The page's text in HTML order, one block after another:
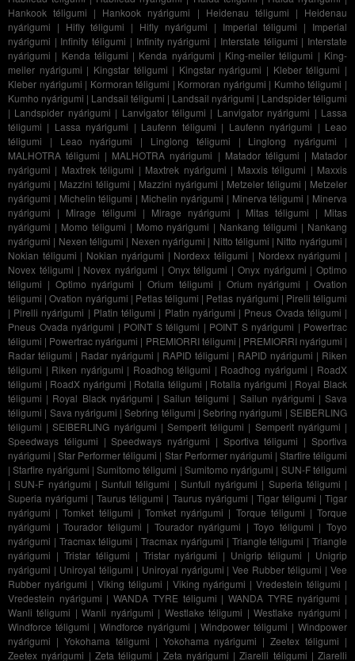
Hankook téligumi | Hankook nyárigumi | Heidenau téligumi | Heidenau
nyárigumi | Hifly téligumi | Hifly nyárigumi | Imperial téligumi | Imperial
nyárigumi | Infinity téligumi | Infinity nyárigumi | Interstate téligumi | Interstate
nyárigumi | Kenda téligumi | Kenda nyárigumi | King-meiler téligumi | King-
meiler nyárigumi | Kingstar téligumi | Kingstar nyárigumi | Kleber téligumi |
Kleber nyárigumi | Kormoran téligumi | Kormoran nyárigumi | Kumho téligumi |
Kumho nyárigumi | Landsail téligumi | Landsail nyárigumi | Landspider téligumi
| Landspider nyárigumi | Lanvigator téligumi | Lanvigator nyárigumi | Lassa
téligumi | Lassa nyárigumi | Laufenn téligumi | Laufenn nyárigumi | Leao
téligumi | Leao nyárigumi | Linglong téligumi | Linglong nyárigumi |
MALHOTRA téligumi | MALHOTRA nyárigumi | Matador téligumi | Matador
nyárigumi | Maxtrek téligumi | Maxtrek nyárigumi | Maxxis téligumi | Maxxis
nyárigumi | Mazzini téligumi | Mazzini nyárigumi | Metzeler téligumi | Metzeler
nyárigumi | Michelin téligumi | Michelin nyárigumi | Minerva téligumi | Minerva
nyárigumi | Mirage téligumi | Mirage nyárigumi | Mitas téligumi | Mitas
nyárigumi | Momo téligumi | Momo nyárigumi | Nankang téligumi | Nankang
nyárigumi | Nexen téligumi | Nexen nyárigumi | Nitto téligumi | Nitto nyárigumi |
Nokian téligumi | Nokian nyárigumi | Nordexx téligumi | Nordexx nyárigumi |
Novex téligumi | Novex nyárigumi | Onyx téligumi | Onyx nyárigumi | Optimo
téligumi | Optimo nyárigumi |Orium téligumi | Orium nyárigumi |Ovation
téligumi |Ovation nyárigumi | Petlas téligumi | Petlas nyárigumi | Pirelli téligumi
| Pirelli nyárigumi | Platin téligumi | Platin nyárigumi | Pneus Ovada téligumi |
Pneus Ovada nyárigumi | POINT S téligumi | POINT S nyárigumi | Powertrac
téligumi | Powertrac nyárigumi | PREMIORRI téligumi | PREMIORRI nyárigumi |
Radar téligumi | Radar nyárigumi | RAPID téligumi | RAPID nyárigumi | Riken
téligumi | Riken nyárigumi | Roadhog téligumi | Roadhog nyárigumi | RoadX
téligumi | RoadX nyárigumi | Rotalla téligumi | Rotalla nyárigumi | Royal Black
téligumi | Royal Black nyárigumi |Sailun téligumi | Sailun nyárigumi |Sava
téligumi | Sava nyárigumi |Sebring téligumi |Sebring nyárigumi |SEIBERLING
téligumi |SEIBERLING nyárigumi |Semperit téligumi | Semperit nyárigumi |
Speedways téligumi |Speedways nyárigumi | Sportiva téligumi |Sportiva
nyárigumi |Star Performer téligumi | Star Performer nyárigumi | Starfire téligumi
|Starfire nyárigumi |Sumitomo téligumi | Sumitomo nyárigumi | SUN-F téligumi
|SUN-F nyárigumi | Sunfull téligumi | Sunfull nyárigumi | Superia téligumi |
Superia nyárigumi |Taurus téligumi | Taurus nyárigumi | Tigar téligumi |Tigar
nyárigumi |Tomket téligumi | Tomket nyárigumi | Torque téligumi |Torque
nyárigumi |Tourador téligumi | Tourador nyárigumi |Toyo téligumi |Toyo
nyárigumi | Tracmax téligumi |Tracmax nyárigumi | Triangle téligumi |Triangle
nyárigumi | Tristar téligumi | Tristar nyárigumi | Unigrip téligumi | Unigrip
nyárigumi | Uniroyal téligumi | Uniroyal nyárigumi |Vee Rubber téligumi |Vee
Rubber nyárigumi | Viking téligumi | Viking nyárigumi |Vredestein téligumi |
Vredestein nyárigumi |WANDA TYRE téligumi | WANDA TYRE nyárigumi |
Wanli téligumi |Wanli nyárigumi | Westlake téligumi |Westlake nyárigumi |
Windforce téligumi | Windforce nyárigumi | Windpower téligumi | Windpower
nyárigumi | Yokohama téligumi | Yokohama nyárigumi |Zeetex téligumi |
Zeetex nyárigumi | Zeta téligumi | Zeta nyárigumi |Ziarelli téligumi | Ziarelli